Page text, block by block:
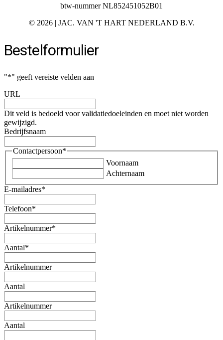
btw-nummer NL852451052B01
© 2026 | JAC. VAN 'T HART NEDERLAND B.V.
Bestelformulier
"*" geeft vereiste velden aan
URL
Dit veld is bedoeld voor validatiedoeleinden en moet niet worden
gewijzigd.
Bedrijfsnaam
Contactpersoon*
Voornaam
Achternaam
E-mailadres*
Telefoon*
Artikelnummer*
Aantal*
Artikelnummer
Aantal
Artikelnummer
Aantal